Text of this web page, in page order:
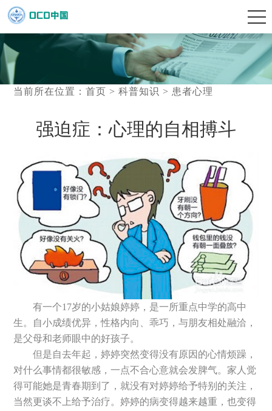
当前所在位置：首页 >科普知识 > 患者心理
强迫症：心理的自相搏斗
有一个17岁的小姑娘婷婷，是一所重点中学的高中
生。自小成绩优异，性格内向、乖巧，与朋友相处融洽，
是父母和老师眼中的好孩子。
但是自去年起，婷婷突然变得没有原因的心情烦躁，
对什么事情都很敏感，一点不合心意就会发脾气。家人觉
得可能她是青春期到了，就没有对婷婷给予特别的关注，
当然更谈不上给予治疗。婷婷的病变得越来越重，也变得